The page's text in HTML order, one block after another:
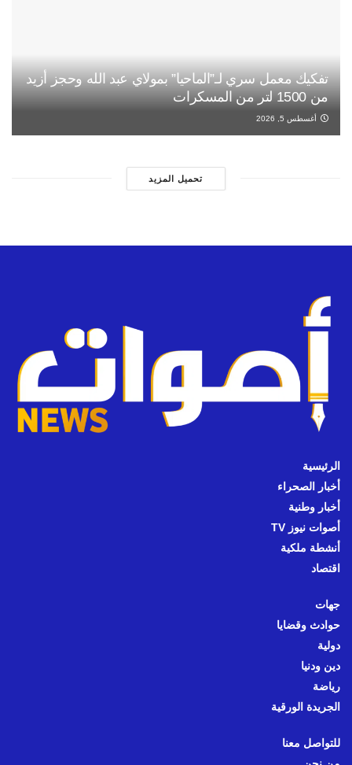
تفكيك معمل سري لـ”الماحيا” بمولاي عبد الله وحجز أزيد
من 1500 لتر من المسكرات
أغسطس 5, 2026
تحميل المزيد
الرئيسية
أخبار الصحراء
أخبار وطنية
أصوات نيوز TV
أنشطة ملكية
اقتصاد
جهات
حوادث وقضايا
دولية
دين ودنيا
رياضة
الجريدة الورقية
للتواصل معنا